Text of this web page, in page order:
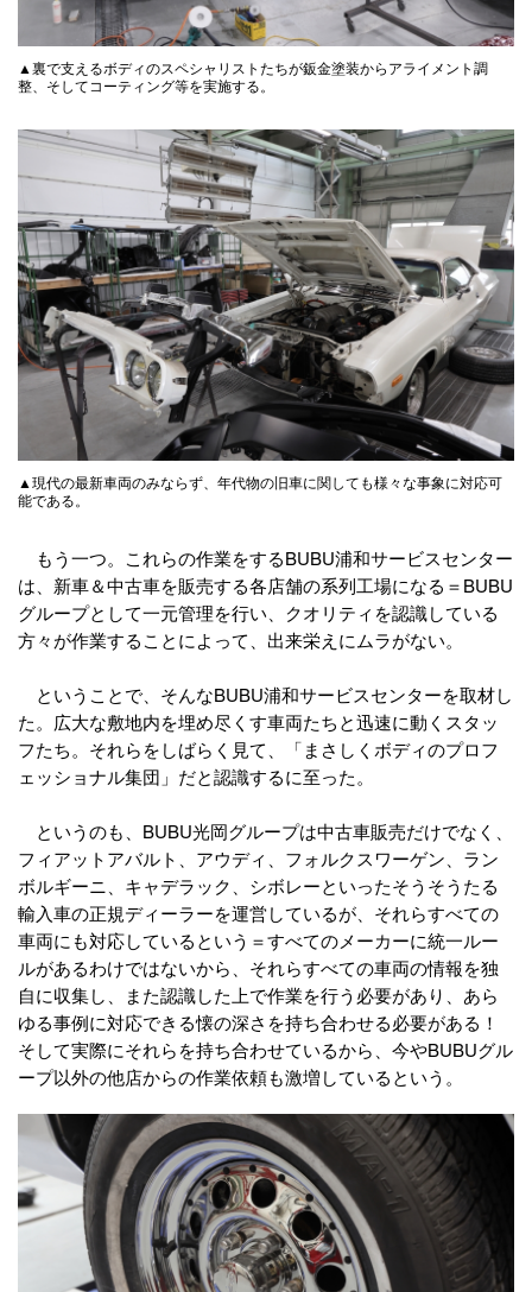
▲裏で支えるボディのスペシャリストたちが鈑金塗装からアライメント調
整、そしてコーティング等を実施する。
▲現代の最新車両のみならず、年代物の旧車に関しても様々な事象に対応可
能である。
もう一つ。これらの作業をするBUBU浦和サービスセンター
は、新車＆中古車を販売する各店舗の系列工場になる＝BUBU
グループとして一元管理を行い、クオリティを認識している
方々が作業することによって、出来栄えにムラがない。
ということで、そんなBUBU浦和サービスセンターを取材し
た。広大な敷地内を埋め尽くす車両たちと迅速に動くスタッ
フたち。それらをしばらく見て、「まさしくボディのプロフ
ェッショナル集団」だと認識するに至った。
というのも、BUBU光岡グループは中古車販売だけでなく、
フィアットアバルト、アウディ、フォルクスワーゲン、ラン
ボルギーニ、キャデラック、シボレーといったそうそうたる
輸入車の正規ディーラーを運営しているが、それらすべての
車両にも対応しているという＝すべてのメーカーに統一ルー
ルがあるわけではないから、それらすべての車両の情報を独
自に収集し、また認識した上で作業を行う必要があり、あら
ゆる事例に対応できる懐の深さを持ち合わせる必要がある！
そして実際にそれらを持ち合わせているから、今やBUBUグル
ープ以外の他店からの作業依頼も激増しているという。